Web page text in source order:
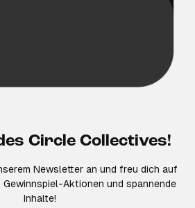
Circle Collectives!
Newsletter an und freu dich auf
Aktionen und spannende
Inhalte!